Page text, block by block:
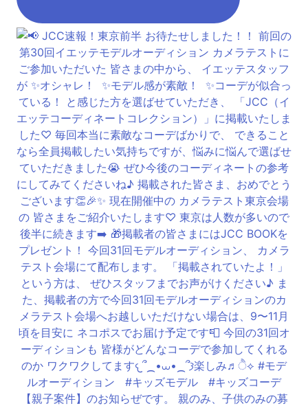
【親子案件】のお知らぜです。 親のみ、子供のみの募